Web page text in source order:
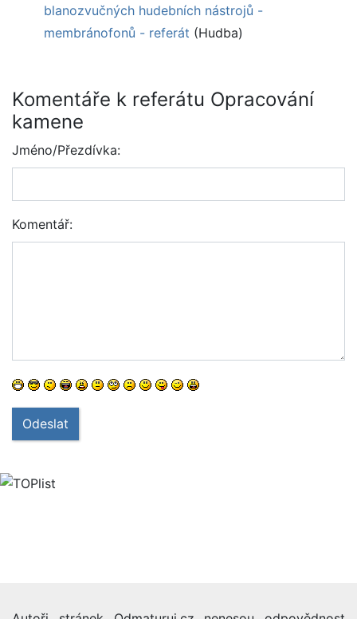
blanozvučných hudebních nástrojů -
membránofonů - referát (Hudba)
Komentáře k referátu Opracování
kamene
Jméno/Přezdívka:
Komentář:
Odeslat